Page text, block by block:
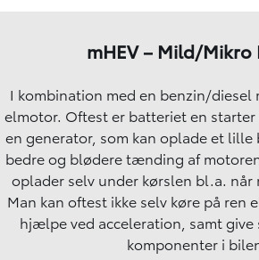
mHEV – Mild/Mikro
I kombination med en benzin/
elmotor. Oftest er batteriet en
en generator, som kan oplade et lille
bedre og blødere tænding af
oplader selv under kørslen bl.a. når
Man kan oftest ikke selv køre på ren
hjælpe ved acceleration, samt
komponenter i